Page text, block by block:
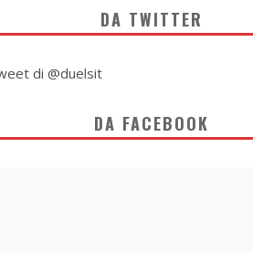
DA TWITTER
di @duelsit
DA FACEBOOK